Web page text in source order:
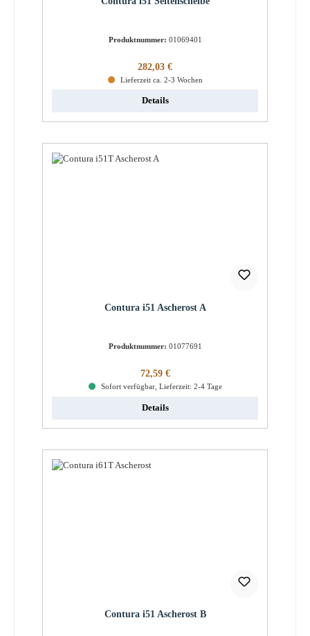
Produktnummer: 01069401
Regulärer Preis:
282,03 €
Lieferzeit ca. 2-3 Wochen
Details
Contura i51 Ascherost A
Produktnummer: 01077691
Regulärer Preis:
72,59 €
Sofort verfügbar, Lieferzeit: 2-4 Tage
Details
Contura i51 Ascherost B